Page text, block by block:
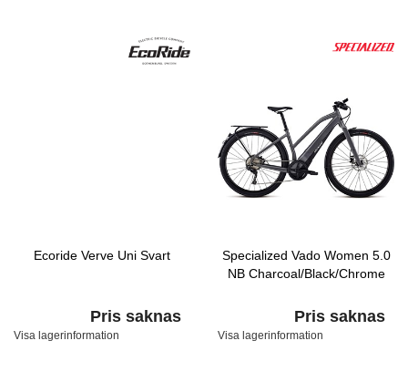
Ecoride Verve Uni Svart
Pris saknas
Visa lagerinformation
Specialized Vado Women 5.0
NB Charcoal/Black/Chrome
Pris saknas
Visa lagerinformation